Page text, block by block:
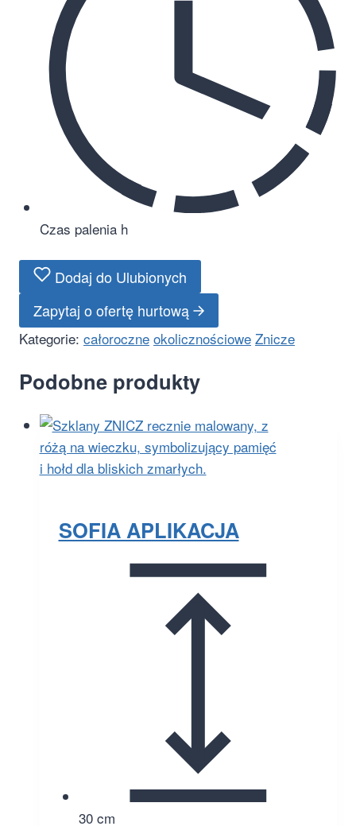
Czas paleniah
Dodaj do Ulubionych
Zapytaj o ofertę hurtową
Kategorie: całoroczne okolicznościowe Znicze
Podobne produkty
SOFIA APLIKACJA
30 cm